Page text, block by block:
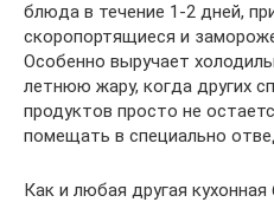
блюда в течение 1-2 дней,
скоропортящиеся и
Особенно выручает
летнюю жару, когда других
продуктов просто не
помещать в специально
Как и любая другая